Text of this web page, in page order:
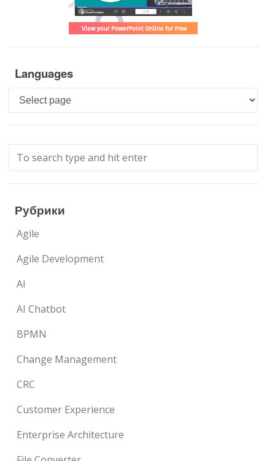
Languages
Languages
Рубрики
Agile
Agile Development
AI
AI Chatbot
BPMN
Change Management
CRC
Customer Experience
Enterprise Architecture